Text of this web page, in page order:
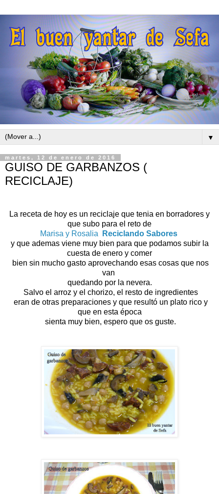
▼
martes, 12 de enero de 2016
GUISO DE GARBANZOS (
RECICLAJE)
La receta de hoy es un reciclaje que tenia en borradores y
que subo para el reto de
Marisa y Rosalia
Reciclando Sabores
y que ademas viene muy bien para que podamos subir la
cuesta de enero y comer
bien sin mucho gasto aprovechando esas cosas que nos
van
quedando por la nevera.
Salvo el arroz y el chorizo, el resto de ingredientes
eran de otras preparaciones y que resultó un plato rico y
que en esta época
sienta muy bien, espero que os guste.